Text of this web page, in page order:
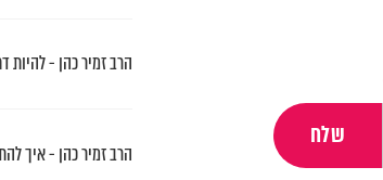
הרב זמיר כהן - להיות
הרב זמיר כהן - איך